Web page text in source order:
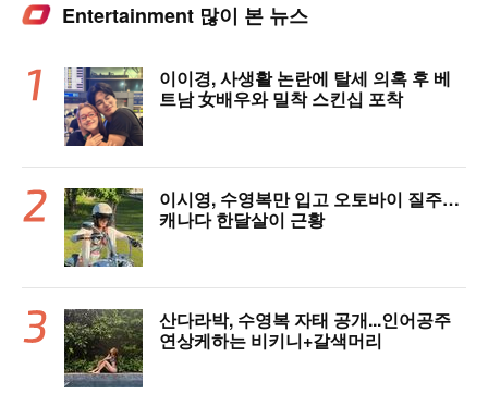
Entertainment 많이 본 뉴스
이이경, 사생활 논란에 탈세 의혹 후 베
트남 女배우와 밀착 스킨십 포착
이시영, 수영복만 입고 오토바이 질주…
캐나다 한달살이 근황
산다라박, 수영복 자태 공개...인어공주
연상케하는 비키니+갈색머리